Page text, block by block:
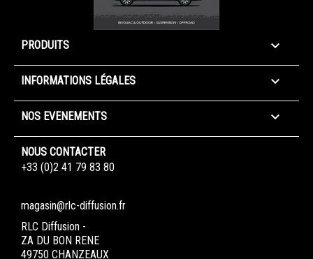
PRODUITS 
INFORMATIONS LÉGALES 
NOS EVENEMENTS 
NOUS CONTACTER
+33 (0)2 41 79 83 80
magasin@rlc-diffusion.fr
RLC Diffusion -
ZA DU BON RENE
49750 CHANZEAUX